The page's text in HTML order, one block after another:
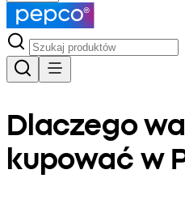
Dlaczego
kupować w